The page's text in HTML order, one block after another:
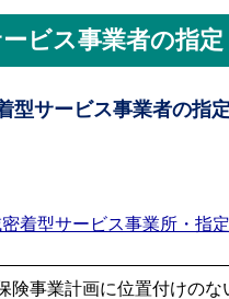
ビス事業者の指
型サービス事業者の指
着型サービス事業所・指
事業計画に位置付けのな